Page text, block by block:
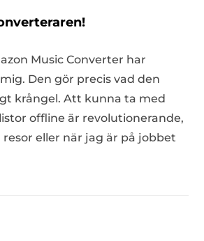
Music Converter har
Den gör precis vad den
krångel. Att kunna ta med
offline är revolutionerande,
eller när jag är på jobbet